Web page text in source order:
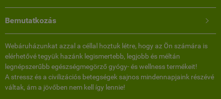
Bemutatkozás 
Webáruházunkat azzal a céllal hoztuk létre, hogy az Ön számára is
elérhetővé tegyük hazánk legismertebb, legjobb és méltán
legnépszerűbb egészségmegörző gyógy- és wellness termékeit!
A stressz és a civilizációs betegségek sajnos mindennapjaink részévé
váltak, ám a jövőben nem kell így lennie!